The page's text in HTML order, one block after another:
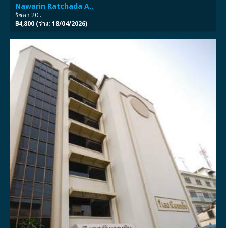
Nawarin Ratchada A..
รัชดา 20..
฿4,800 (ว่าง: 18/04/2026)